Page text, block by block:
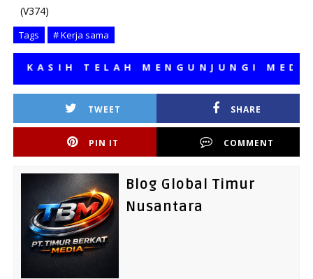
(V374)
Tags # Kerja sama
TELAH MENGUNJUNGI MEDIA
TWEET SHARE
PIN IT COMMENT
Blog Global Timur
Nusantara